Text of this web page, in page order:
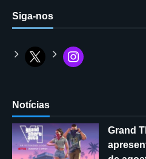
Siga-nos
Notícias
Grand